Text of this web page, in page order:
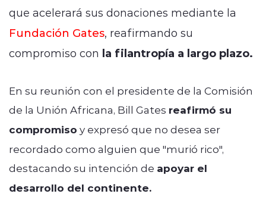
que acelerará sus donaciones mediante la
Fundación Gates, reafirmando su
compromiso con la filantropía a largo plazo.
En su reunión con el presidente de la Comisión
de la Unión Africana, Bill Gates reafirmó su
compromiso y expresó que no desea ser
recordado como alguien que "murió rico",
destacando su intención de apoyar el
desarrollo del continente.